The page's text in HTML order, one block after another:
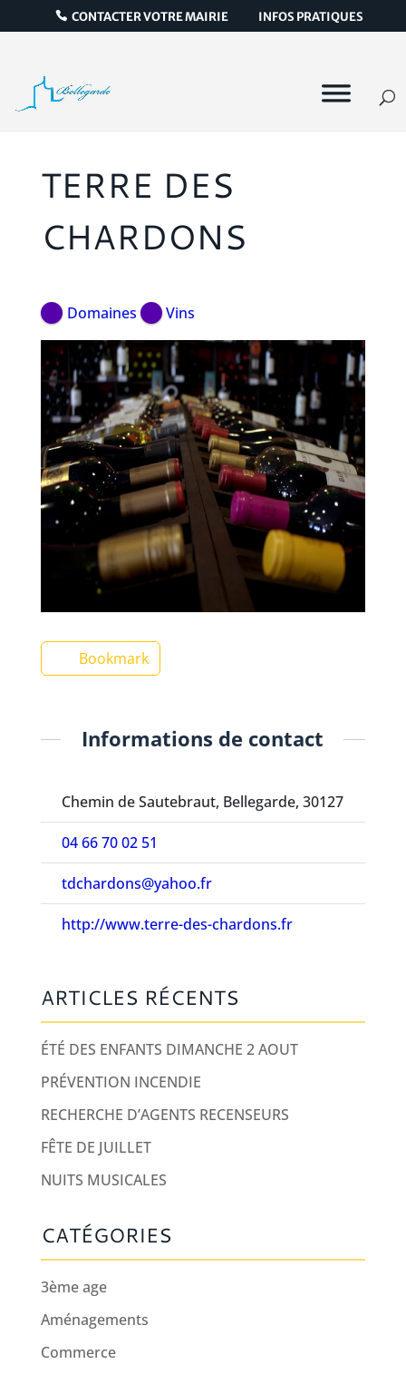
CONTACTER VOTRE MAIRIE INFOS PRATIQUES
TERRE DES
CHARDONS
Domaines Vins
Bookmark
Informations de contact
Chemin de Sautebraut, Bellegarde, 30127
04 66 70 02 51
tdchardons@yahoo.fr
http://www.terre-des-chardons.fr
ARTICLES RÉCENTS
ÉTÉ DES ENFANTS DIMANCHE 2 AOUT
PRÉVENTION INCENDIE
RECHERCHE D’AGENTS RECENSEURS
FÊTE DE JUILLET
NUITS MUSICALES
CATÉGORIES
3ème age
Aménagements
Commerce